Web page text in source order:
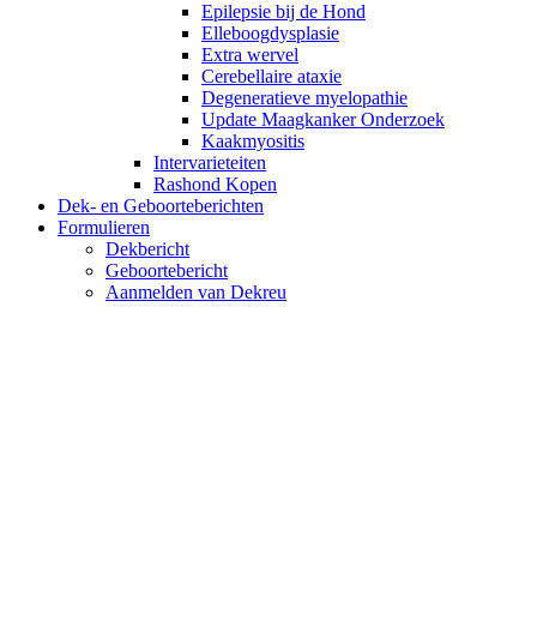
Epilepsie bij de Hond
Elleboogdysplasie
Extra wervel
Cerebellaire ataxie
Degeneratieve myelopathie
Update Maagkanker Onderzoek
Kaakmyositis
Intervarieteiten
Rashond Kopen
Dek- en Geboorteberichten
Formulieren
Dekbericht
Geboortebericht
Aanmelden van Dekreu